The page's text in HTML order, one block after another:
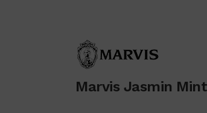
Marvis Jasmin